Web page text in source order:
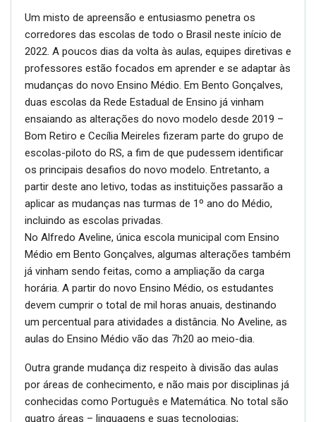
Um misto de apreensão e entusiasmo penetra os
corredores das escolas de todo o Brasil neste início de
2022. A poucos dias da volta às aulas, equipes diretivas e
professores estão focados em aprender e se adaptar às
mudanças do novo Ensino Médio. Em Bento Gonçalves,
duas escolas da Rede Estadual de Ensino já vinham
ensaiando as alterações do novo modelo desde 2019 –
Bom Retiro e Cecília Meireles fizeram parte do grupo de
escolas-piloto do RS, a fim de que pudessem identificar
os principais desafios do novo modelo. Entretanto, a
partir deste ano letivo, todas as instituições passarão a
aplicar as mudanças nas turmas de 1º ano do Médio,
incluindo as escolas privadas.
No Alfredo Aveline, única escola municipal com Ensino
Médio em Bento Gonçalves, algumas alterações também
já vinham sendo feitas, como a ampliação da carga
horária. A partir do novo Ensino Médio, os estudantes
devem cumprir o total de mil horas anuais, destinando
um percentual para atividades a distância. No Aveline, as
aulas do Ensino Médio vão das 7h20 ao meio-dia.
Outra grande mudança diz respeito à divisão das aulas
por áreas de conhecimento, e não mais por disciplinas já
conhecidas como Português e Matemática. No total são
quatro áreas – linguagens e suas tecnologias;